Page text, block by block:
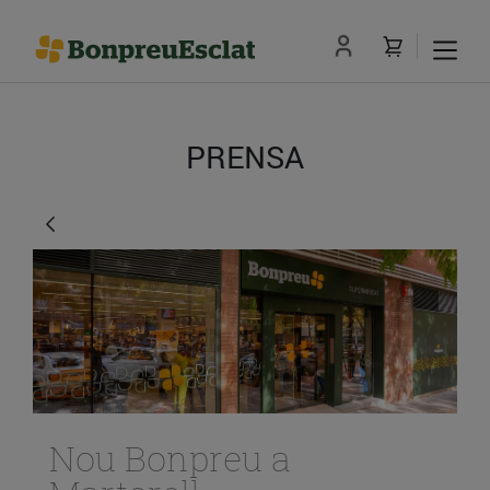
PRENSA
Nou Bonpreu a